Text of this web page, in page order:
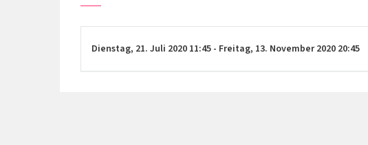
Dienstag, 21. Juli 2020 11:45 - Freitag, 13. November 2020 20:45